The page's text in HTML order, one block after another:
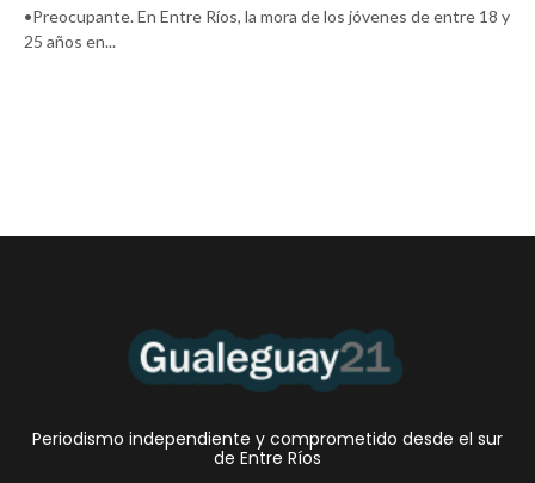
•Preocupante. En Entre Ríos, la mora de los jóvenes de entre 18 y
25 años en...
Periodismo independiente y comprometido desde el sur
de Entre Ríos